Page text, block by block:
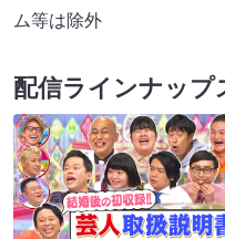
ム等は除外
配信ラインナップ